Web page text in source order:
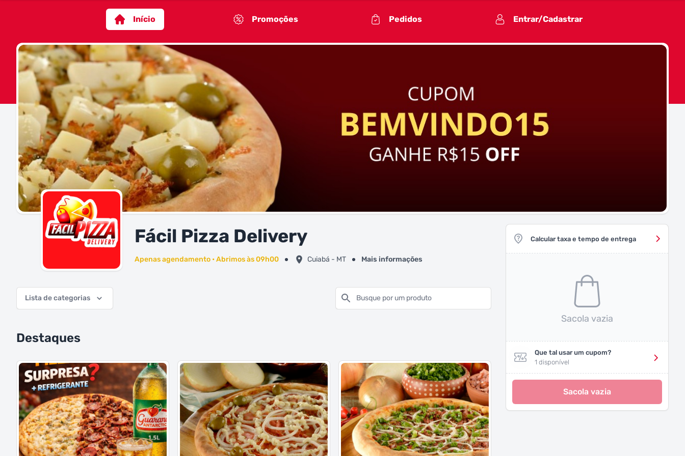
Início Promoções Pedidos Entrar/Cadastrar
Fácil Pizza Delivery
Apenas agendamento • Abrimos às 09h00 Cuiabá - MT Mais informações
Lista de categorias Busque por um produto
Destaques
Calcular taxa e tempo de entrega
Sacola vazia
Que tal usar um cupom?
1 disponível
Sacola vazia